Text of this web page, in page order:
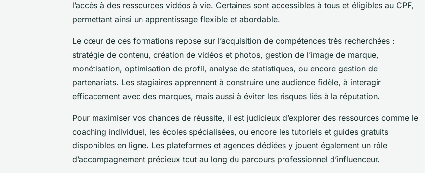
l’accès à des ressources vidéos à vie. Certaines sont accessibles à tous et éligibles au CPF,
permettant ainsi un apprentissage flexible et abordable.
Le cœur de ces formations repose sur l’acquisition de compétences très recherchées :
stratégie de contenu, création de vidéos et photos, gestion de l’image de marque,
monétisation, optimisation de profil, analyse de statistiques, ou encore gestion de
partenariats. Les stagiaires apprennent à construire une audience fidèle, à interagir
efficacement avec des marques, mais aussi à éviter les risques liés à la réputation.
Pour maximiser vos chances de réussite, il est judicieux d’explorer des ressources comme le
coaching individuel, les écoles spécialisées, ou encore les tutoriels et guides gratuits
disponibles en ligne. Les plateformes et agences dédiées y jouent également un rôle
d’accompagnement précieux tout au long du parcours professionnel d’influenceur.